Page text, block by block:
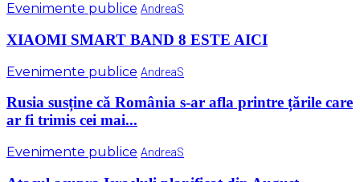
Evenimente publice AndreaS
XIAOMI SMART BAND 8 ESTE AICI
Evenimente publice AndreaS
Rusia susține că România s-ar afla printre țările care
ar fi trimis cei mai...
Evenimente publice AndreaS